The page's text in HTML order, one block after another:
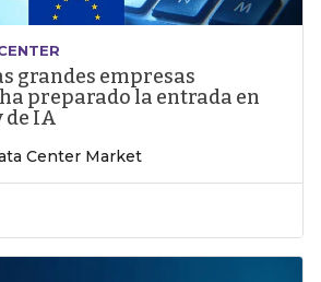
grandes empresas
preparado la entrada en
de IA
Center Market